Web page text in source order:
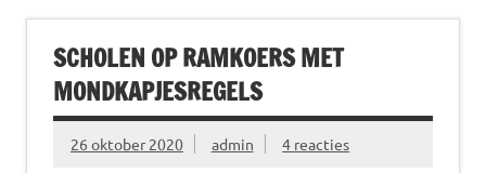
SCHOLEN OP RAMKOERS MET
MONDKAPJESREGELS
26 oktober 2020 admin 4 reacties